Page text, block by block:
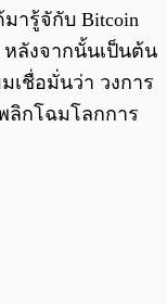
ารู้จักับ Bitcoin
หลังจากนั้นเป็นต้น
เชื่อมั่นว่า วงการ
ลิกโฉมโลกการ